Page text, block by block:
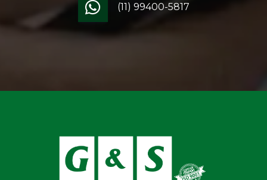
(11) 99400-5817